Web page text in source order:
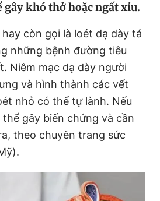
Bạn cần biết
Liên hệ quảng cáo
gây khó thở hoặc ngất xỉu.
còn gọi là loét dạ dày tá
những bệnh đường tiêu
Niêm mạc dạ dày người
và hình thành các vết
nhỏ có thể tự lành. Nếu
gây biến chứng và cần
theo chuyên trang sức